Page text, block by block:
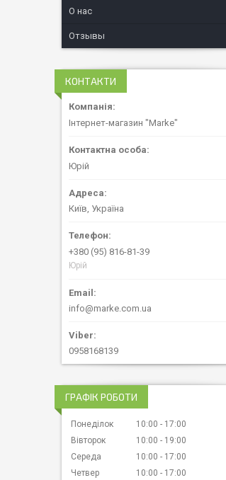
О нас
Отзывы
КОНТАКТИ
Інтернет-магазин "Marke"
Юрій
Київ, Україна
+380 (95) 816-81-39
Юрій
info@marke.com.ua
0958168139
ГРАФІК РОБОТИ
Понеділок 10:00
17:00
Вівторок
10:00
19:00
Середа
10:00
17:00
Четвер
10:00 17:00